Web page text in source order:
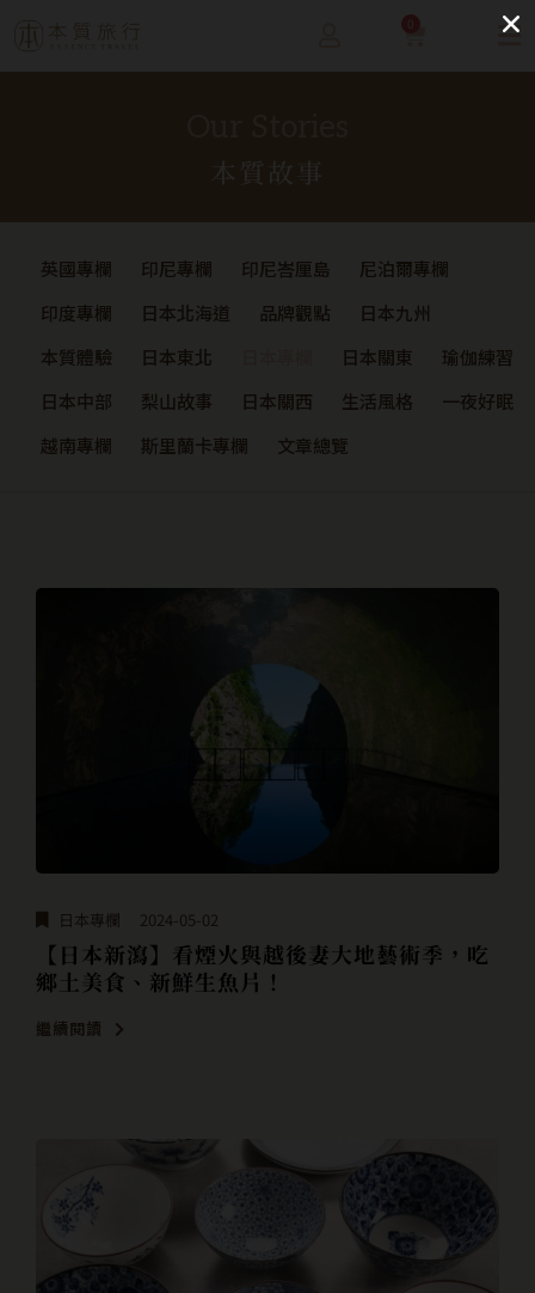
本質故事
英國專欄 印尼專欄 印尼峇厘島
尼泊爾專欄
印度專欄
日本北海道 品牌觀點
日本九州
本質體驗
日本東北 日本關東
瑜伽練習
日本中部
梨山故事 日本關西 生活風格
一夜好眠
越南專欄
斯里蘭卡專欄 文章總覽
日本專欄 2024-05-02
【日本新瀉】看煙火與越後妻大地藝術季，吃
鄉土美食、新鮮生魚片！
繼續閱讀